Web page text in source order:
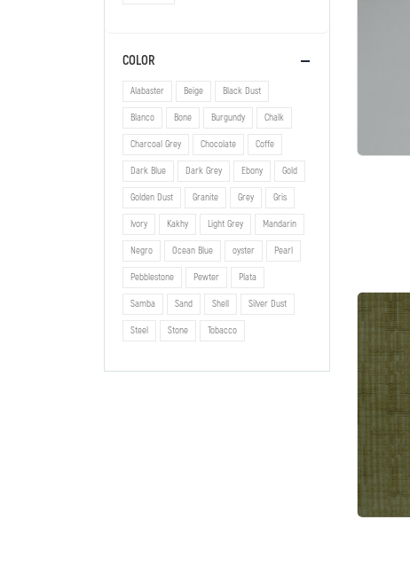
COLOR
Alabaster Beige Black Dust
Blanco Bone Burgundy Chalk
Charcoal Grey Chocolate Coffe
Dark Blue Dark Grey Ebony Gold
Golden Dust Granite Grey Gris
Ivory Kakhy Light Grey Mandarin
Negro Ocean Blue oyster Pearl
Pebblestone Pewter Plata
Samba Sand Shell Silver Dust
Steel Stone Tobacco